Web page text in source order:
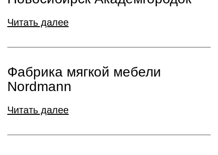
Читать далее
Фабрика мягкой мебели
Nordmann
Читать далее